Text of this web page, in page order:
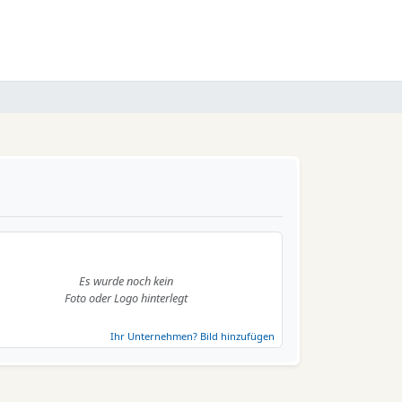
Es wurde noch kein
Foto oder Logo hinterlegt
Ihr Unternehmen? Bild hinzufügen